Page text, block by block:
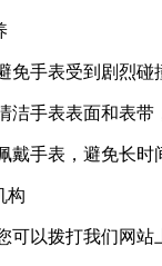
免手表受到剧烈碰
洁手表表面和表带
戴手表，避免长时
构
可以拨打我们网